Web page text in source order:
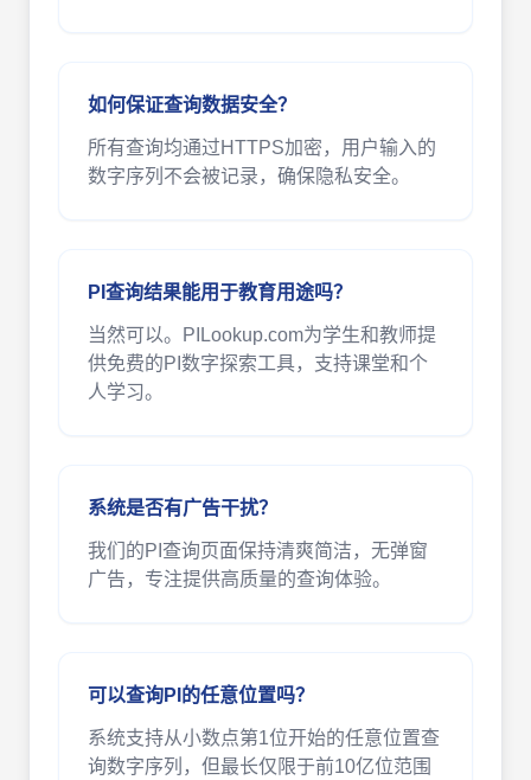
如何保证查询数据安全？
所有查询均通过HTTPS加密，用户输入的
数字序列不会被记录，确保隐私安全。
PI查询结果能用于教育用途吗？
当然可以。PILookup.com为学生和教师提
供免费的PI数字探索工具，支持课堂和个
人学习。
系统是否有广告干扰？
我们的PI查询页面保持清爽简洁，无弹窗
广告，专注提供高质量的查询体验。
可以查询PI的任意位置吗？
系统支持从小数点第1位开始的任意位置查
询数字序列，但最长仅限于前10亿位范围